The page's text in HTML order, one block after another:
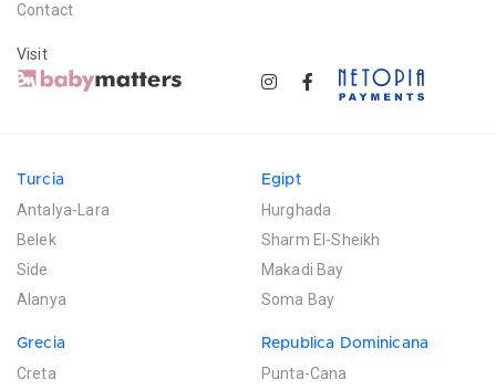
Contact
Visit
Turcia
Antalya-Lara
Belek
Side
Alanya
Egipt
Hurghada
Sharm El-Sheikh
Makadi Bay
Soma Bay
Grecia
Creta
Republica Dominicana
Punta-Cana